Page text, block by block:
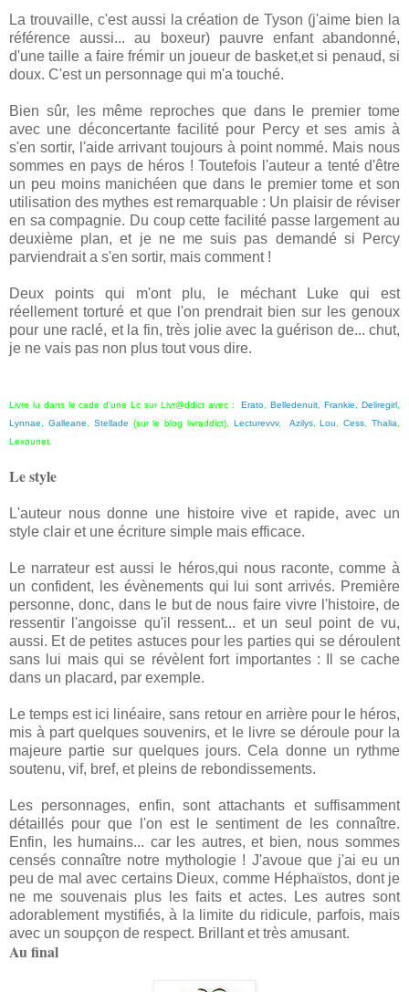
La trouvaille, c'est aussi la création de Tyson (j'aime bien la
référence aussi... au boxeur) pauvre enfant abandonné,
d'une taille a faire frémir un joueur de basket,et si penaud, si
doux. C'est un personnage qui m'a touché.
Bien sûr, les même reproches que dans le premier tome
avec une déconcertante facilité pour Percy et ses amis à
s'en sortir, l'aide arrivant toujours à point nommé. Mais nous
sommes en pays de héros ! Toutefois l'auteur a tenté d'être
un peu moins manichéen que dans le premier tome et son
utilisation des mythes est remarquable : Un plaisir de réviser
en sa compagnie. Du coup cette facilité passe largement au
deuxième plan, et je ne me suis pas demandé si Percy
parviendrait a s'en sortir, mais comment !
Deux points qui m'ont plu, le méchant Luke qui est
réellement torturé et que l'on prendrait bien sur les genoux
pour une raclé, et la fin, très jolie avec la guérison de... chut,
je ne vais pas non plus tout vous dire.
Livre lu dans le cade d'une Lc sur Livr@ddict avec :Erato ,Belledenuit ,Frankie ,Deliregirl
Lynnae
Galleane Stellade (sur le blog livraddict), Lecturevvv, Azilys,Lou ,Cess ,Thalia
Lexounet
Le style
L'auteur nous donne une histoire vive et rapide, avec un
style clair et une écriture simple mais efficace.
Le narrateur est aussi le héros,qui nous raconte, comme à
un confident, les évènements qui lui sont arrivés. Première
personne, donc, dans le but de nous faire vivre l'histoire, de
ressentir l'angoisse qu'il ressent... et un seul point de vu,
aussi. Et de petites astuces pour les parties qui se déroulent
sans lui mais qui se révèlent fort importantes : Il se cache
dans un placard, par exemple.
Le temps est ici linéaire, sans retour en arrière pour le héros,
mis à part quelques souvenirs, et le livre se déroule pour la
majeure partie sur quelques jours. Cela donne un rythme
soutenu, vif, bref, et pleins de rebondissements.
Les personnages, enfin, sont attachants et suffisamment
détaillés pour que l'on est le sentiment de les connaître.
Enfin, les humains... car les autres, et bien, nous sommes
censés connaître notre mythologie ! J'avoue que j'ai eu un
peu de mal avec certains Dieux, comme Héphaïstos, dont je
ne me souvenais plus les faits et actes. Les autres sont
adorablement mystifiés, à la limite du ridicule, parfois, mais
avec un soupçon de respect. Brillant et très amusant.
Au final